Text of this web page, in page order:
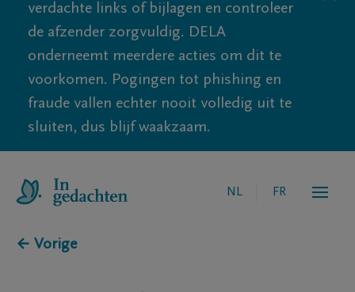
verdachte links of bijlagen en controleer
de afzender zorgvuldig. DELA
onderneemt meerdere acties om dit te
voorkomen. Pogingen tot phishing en
fraude vallen echter nooit volledig uit te
sluiten, dus blijf waakzaam.
NL FR
← Vorige